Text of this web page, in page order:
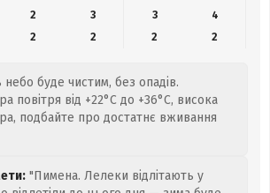
2
3 3
4
2
2 2 2
небо буде чистим, без опадів.
повітря від +22°C до +36°C, висока
подбайте про достатнє вживання
"Пимена. Лелеки відлітають у